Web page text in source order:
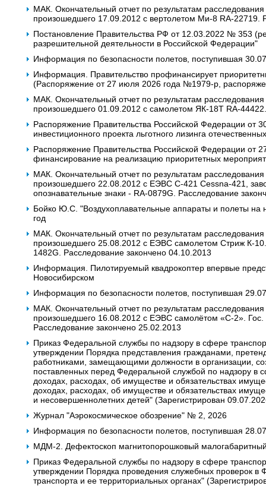
МАК. Окончательный отчет по результатам
произошедшего 17.09.2012 с вертолетом Ми-8 RA-22719.
Постановление Правительства РФ от 12.03.2022 № 353
разрешительной деятельности в Российской Федерации"
Информация по безопасности полетов, поступившая
Информация. Правительство профинансирует
(Распоряжение от 27 июля 2026 года №1979-р,
МАК. Окончательный отчет по результатам
произошедшего 01.09.2012 с самолетом ЯК-18Т RA-
Распоряжение Правительства Российской Федерации от
инвестиционного проекта льготного лизинга
Распоряжение Правительства Российской Федерации
финансирование на реализацию приоритетных
МАК. Окончательный отчет по результатам
произошедшего 22.08.2012 с ЕЭВС C-421 Cessna-421,
опознавательные знаки - RA-0879G. Расследование
Бойко Ю.С. "Воздухоплавательные аппараты и полеты на
год
МАК. Окончательный отчет по результатам
произошедшего 25.08.2012 с ЕЭВС самолетом Стриж К-10.
1482G. Расследование закончено 04.10.2013
Информация. Пилотируемый квадрокоптер впервые
Новосибирском
Информация по безопасности полетов, поступившая
МАК. Окончательный отчет по результатам
произошедшего 16.08.2012 с ЕЭВС самолётом «С-2». Гос.
Расследование закончено 25.02.2013
Приказ Федеральной службы по надзору в сфере
утверждении Порядка представления гражданами,
работниками, замещающими должности в организации,
поставленных перед Федеральной службой по надзору в
доходах, расходах, об имуществе и обязательствах
доходах, расходах, об имуществе и обязательствах
и несовершеннолетних детей" (Зарегистрирован
Журнал "Аэрокосмическое обозрение" № 2, 2026
Информация по безопасности полетов, поступившая
МДМ-2. Дефектоскоп магнитопорошковый
Приказ Федеральной службы по надзору в сфере
утверждении Порядка проведения служебных проверок
транспорта и ее территориальных органах"